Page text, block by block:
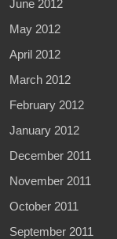
June 2012
May 2012
April 2012
March 2012
February 2012
January 2012
December 2011
November 2011
October 2011
September 2011